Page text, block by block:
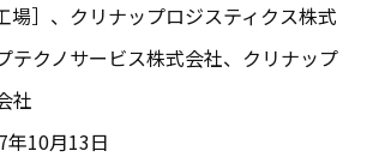
場］、クリナップロジスティクス株式
テクノサービス株式会社、クリナップ
社
年10月13日